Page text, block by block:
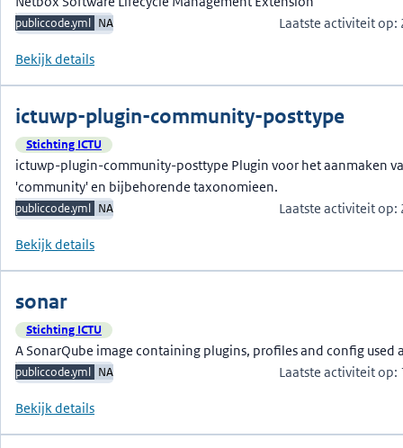
publiccode.yml NA Laatste activiteit
Bekijk details
ictuwp-plugin-community-posttype
Stichting ICTU
ictuwp-plugin-community-posttype Plugin voor het aanmaken
'community' en bijbehorende taxonomieen.
publiccode.yml NA Laatste activiteit
Bekijk details
sonar
Stichting ICTU
A SonarQube image containing plugins, profiles and config used
publiccode.yml NA Laatste activiteit
Bekijk details